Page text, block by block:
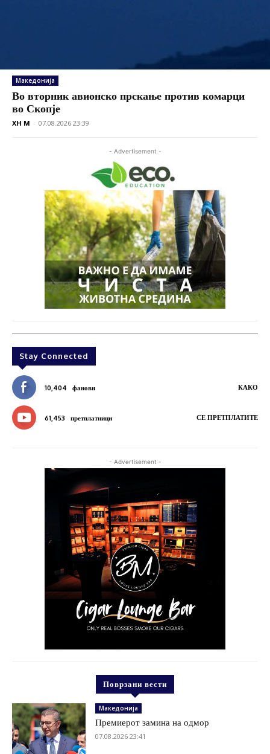
Македонија
Во вторник авионско прскање против комарци
во Скопје
XH M - 07.08.2026 23:39
- Advertisement -
Stay Connected
10,404 фанови КАКО
61,453 претплатници СЕ ПРЕТПЛАТИТЕ
- Advertisement -
Поврзани вести
Македонија
Премиерот замина на одмор
07.08.2026 23:41